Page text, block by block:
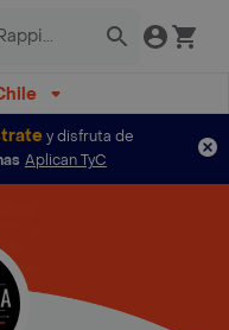
y disfruta de
Aplican TyC